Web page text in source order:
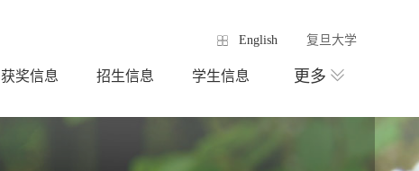
English 复旦大学
获奖信息 招生信息 学生信息 更多